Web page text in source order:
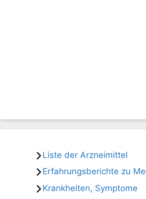
Liste der Arzneimittel
Erfahrungsberichte zu
Krankheiten, Symptome